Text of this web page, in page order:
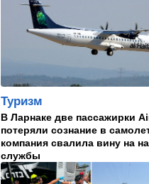
Деньги
Как торговые сети
манипулируют вами,
заставляя вас
раскошелиться. И как
07:56 Спорт
Брат известного
спортсмена обратился
Трампу с отчаянной
просьбой
Туризм
В Ларнаке две пассажирки
потеряли сознание в
компания свалила вину на
службы